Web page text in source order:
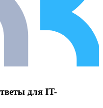
для IT-